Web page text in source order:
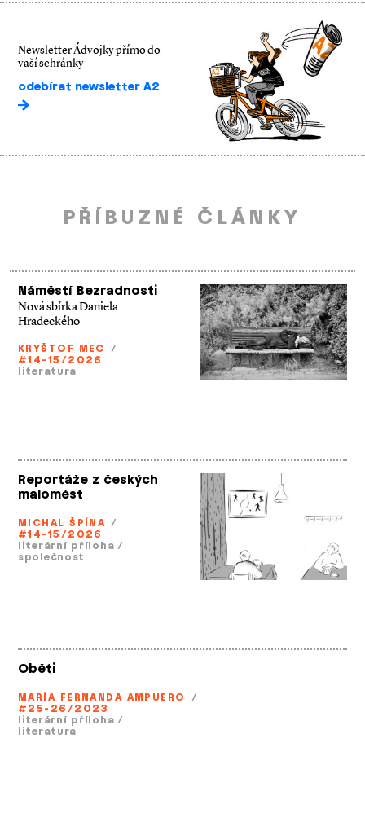
Newsletter Ádvojky přímo do
vaší schránky
odebírat newsletter A2
PŘÍBUZNÉ ČLÁNKY
Náměstí Bezradnosti
Nová sbírka Daniela
Hradeckého
KRYŠTOF MEC /
#14-15/2026
literatura
Reportáže z českých
maloměst
MICHAL ŠPÍNA /
#14-15/2026
literární příloha /
společnost
Oběti
MARÍA FERNANDA AMPUERO
/
#25-26/2023
literární příloha /
literatura